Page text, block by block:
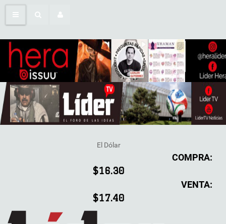
El Dólar
COMPRA:
$16.30
VENTA:
$17.40